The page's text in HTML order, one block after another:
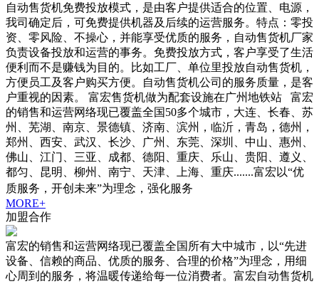
自动售货机免费投放模式，是由客户提供适合的位置、电源，
我司确定后，可免费提供机器及后续的运营服务。特点：零投
资、零风险、不操心，并能享受优质的服务，自动售货机厂家
负责设备投放和运营的事务。免费投放方式，客户享受了生活
便利而不是赚钱为目的。比如工厂、单位里投放自动售货机，
方便员工及客户购买方便。自动售货机公司的服务质量，是客
户重视的因素。 富宏售货机做为配套设施在广州地铁站 富宏
的销售和运营网络现已覆盖全国50多个城市，大连、长春、苏
州、芜湖、南京、景德镇、济南、滨州，临沂，青岛，德州，
郑州、西安、武汉、长沙、广州、东莞、深圳、中山、惠州、
佛山、江门、三亚、成都、德阳、重庆、乐山、贵阳、遵义、
都匀、昆明、柳州、南宁、天津、上海、重庆.......富宏以“优
质服务，开创未来”为理念，强化服务
MORE+
加盟合作
富宏的销售和运营网络现已覆盖全国所有大中城市，以“先进
设备、信赖的商品、优质的服务、合理的价格”为理念，用细
心周到的服务，将温暖传递给每一位消费者。富宏自动售货机